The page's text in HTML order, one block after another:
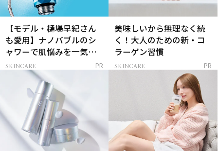
【モデル・樋場早紀さん
も愛用】ナノバブルのシ
ャワーで肌悩みを一気に
解決
SKINCARE PR
美味しいから無理なく続
く！大人のための新・コ
ラーゲン習慣
SKINCARE PR